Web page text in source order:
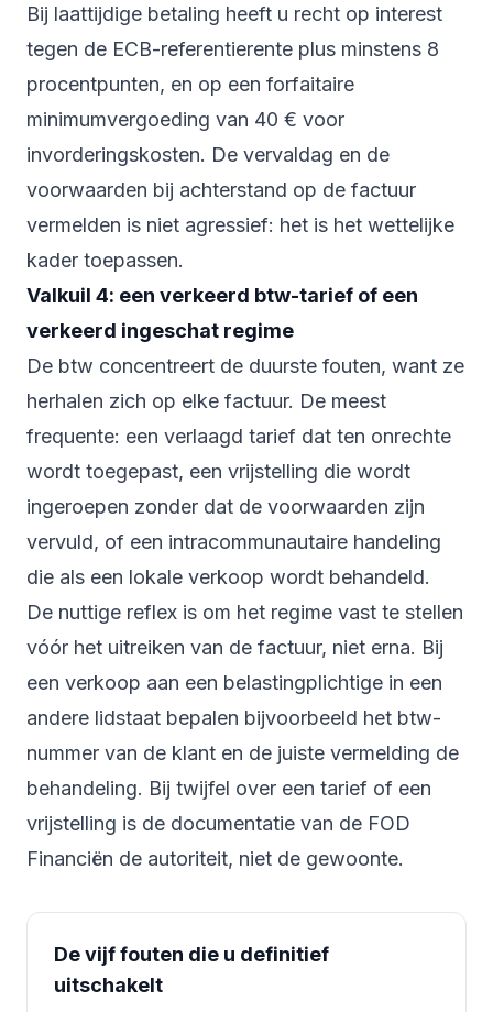
Bij laattijdige betaling heeft u recht op interest
tegen de ECB-referentierente plus minstens 8
procentpunten, en op een forfaitaire
minimumvergoeding van 40 € voor
invorderingskosten. De vervaldag en de
voorwaarden bij achterstand op de factuur
vermelden is niet agressief: het is het wettelijke
kader toepassen.
Valkuil 4: een verkeerd btw-tarief of een
verkeerd ingeschat regime
De btw concentreert de duurste fouten, want ze
herhalen zich op elke factuur. De meest
frequente: een verlaagd tarief dat ten onrechte
wordt toegepast, een vrijstelling die wordt
ingeroepen zonder dat de voorwaarden zijn
vervuld, of een intracommunautaire handeling
die als een lokale verkoop wordt behandeld.
De nuttige reflex is om het regime vast te stellen
vóór het uitreiken van de factuur, niet erna. Bij
een verkoop aan een belastingplichtige in een
andere lidstaat bepalen bijvoorbeeld het btw-
nummer van de klant en de juiste vermelding de
behandeling. Bij twijfel over een tarief of een
vrijstelling is de documentatie van de FOD
Financiën de autoriteit, niet de gewoonte.
De vijf fouten die u definitief
uitschakelt